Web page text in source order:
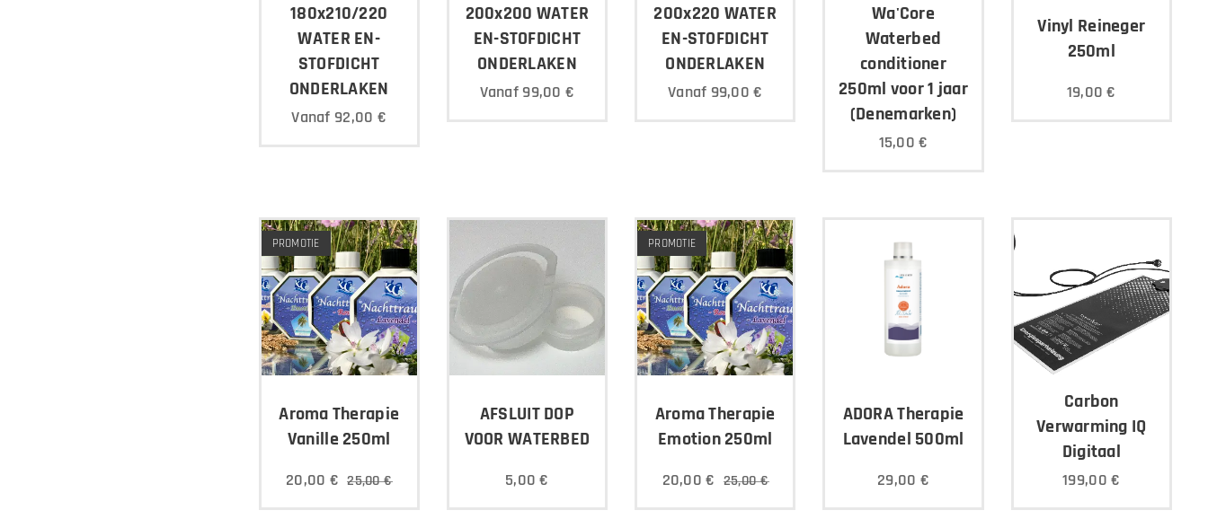
180x210/220
WATER EN-
STOFDICHT
ONDERLAKEN
Vanaf 92,00 €
200x200 WATER
EN-STOFDICHT
ONDERLAKEN
Vanaf 99,00 €
200x220 WATER
EN-STOFDICHT
ONDERLAKEN
Vanaf 99,00 €
Wa'Core
Waterbed
conditioner
250ml voor 1 jaar
(Denemarken)
15,00 €
Vinyl Reineger
250ml
19,00 €
Aroma Therapie
Vanille 250ml
PROMOTIE
20,00 € 25,00€
AFSLUIT DOP
VOOR WATERBED
5,00 €
Aroma Therapie
Emotion 250ml
PROMOTIE
20,00 € 25,00€
ADORA Therapie
Lavendel 500ml
29,00 €
Carbon
Verwarming IQ
Digitaal
199,00 €